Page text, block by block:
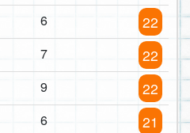
6 22
7 22
9 22
6 21